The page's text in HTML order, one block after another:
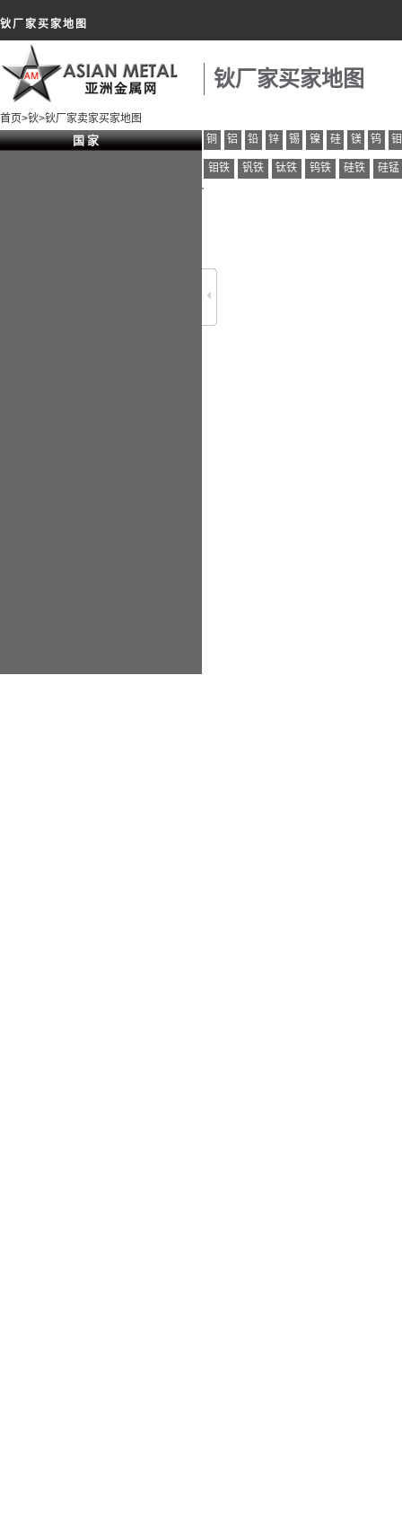
钬厂家买家地图
钬厂家买家地图
首页>钬>钬厂家卖家买家地图
国 家 铜 铝 铅 锌 锡 镍 硅 镁 钨 钼
钼铁 钒铁 钛铁 钨铁 硅铁 硅锰